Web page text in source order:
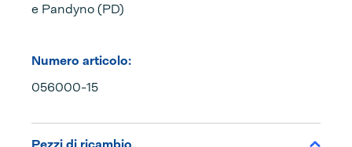
e Pandyno (PD)
Numero articolo:
056000-15